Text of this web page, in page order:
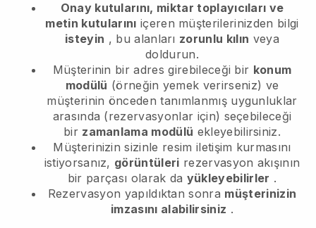
Onay kutularını, miktar toplayıcıları ve
metin kutularını içeren müşterilerinizden bilgi
isteyin , bu alanları zorunlu kılın veya
doldurun.
Müşterinin bir adres girebileceği bir konum
modülü (örneğin yemek verirseniz) ve
müşterinin önceden tanımlanmış uygunluklar
arasında (rezervasyonlar için) seçebileceği
bir zamanlama modülü ekleyebilirsiniz.
Müşterinizin sizinle resim iletişim kurmasını
istiyorsanız, görüntüleri rezervasyon akışının
bir parçası olarak da yükleyebilirler .
Rezervasyon yapıldıktan sonra müşterinizin
imzasını alabilirsiniz .